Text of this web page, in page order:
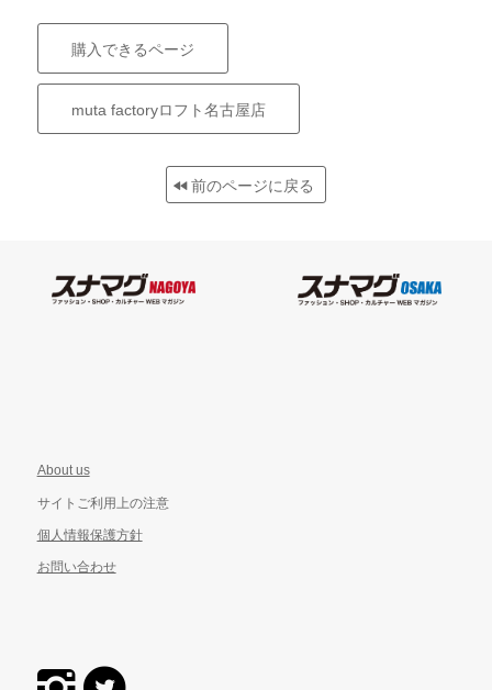
購入できるページ
muta factoryロフト名古屋店
前のページに戻る
About us
サイトご利用上の注意
個人情報保護方針
お問い合わせ